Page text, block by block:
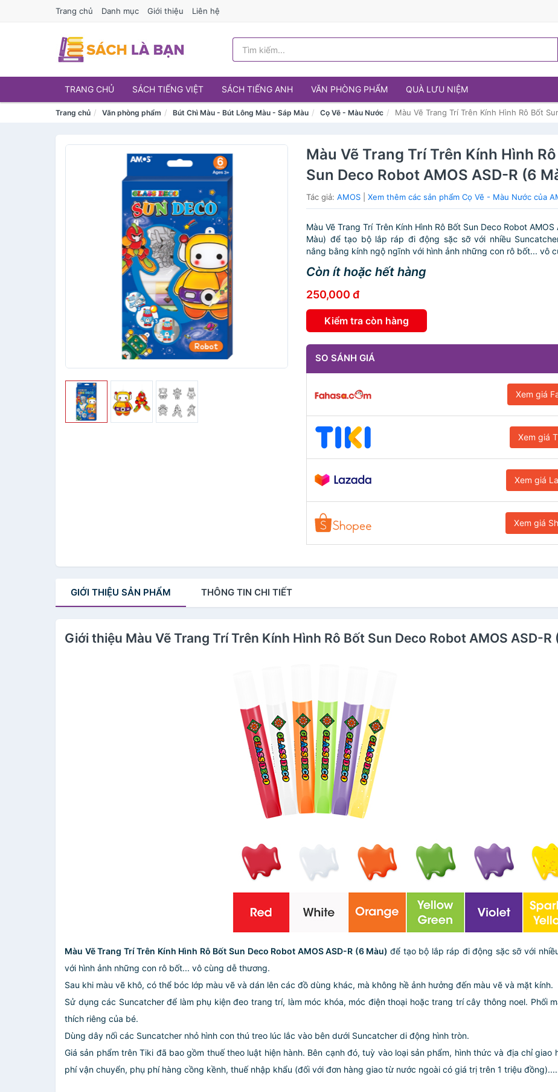
Trang chủ Danh mục Giới thiệu Liên hệ
TRANG CHỦ SÁCH TIẾNG VIỆT SÁCH TIẾNG ANH VĂN PHÒNG PHẨM QUÀ LƯU NIỆM
Trang chủ Văn phòng phẩm Bút Chì Màu - Bút Lông Màu - Sáp Màu Cọ Vẽ - Màu Nước Màu Vẽ Trang Trí Trên Kính Hình Rô Bốt
Màu Vẽ Trang Trí Trên Kính Hình
Sun Deco Robot AMOS ASD-R (6
Tác giả:AMOS |Xem thêm các sản phẩm Cọ Vẽ - Màu Nước của
Màu Vẽ Trang Trí Trên Kính Hình Rô Bốt Sun Deco Robot AMOS
Màu) để tạo bộ lắp ráp đi động sặc sỡ với nhiều
nắng bằng kính ngộ ngĩnh với hình ảnh những con rô bốt... vô
Còn ít hoặc hết hàng
250,000 đ
Kiểm tra còn hàng
SO SÁNH GIÁ
Xem giá
Xem giá
Xem giá
Xem giá
GIỚI THIỆU SẢN PHẨM THÔNG TIN CHI TIẾT
Giới thiệu Màu Vẽ Trang Trí Trên Kính Hình Rô Bốt Sun Deco Robot AMOS ASD-R
Màu Vẽ Trang Trí Trên Kính Hình Rô Bốt Sun Deco Robot AMOS ASD-R (6 Màu) để tạo bộ lắp ráp đi động sặc sỡ với
với hình ảnh những con rô bốt... vô cùng dễ thương.
Sau khi màu vẽ khô, có thể bóc lớp màu vẽ và dán lên các đồ dùng khác, mà không hề ảnh hưởng đến màu vẽ và mặt kính.
Sử dụng các Suncatcher để làm phụ kiện đeo trang trí, làm móc khóa, móc điện thoại hoặc trang trí cây thông noel. Phối
thích riêng của bé.
Dùng dây nối các Suncatcher nhỏ hình con thú treo lúc lắc vào bên dưới Suncatcher di động hình tròn.
Giá sản phẩm trên Tiki đã bao gồm thuế theo luật hiện hành. Bên cạnh đó, tuỳ vào loại sản phẩm, hình thức và địa chỉ
phí vận chuyển, phụ phí hàng cồng kềnh, thuế nhập khẩu (đối với đơn hàng giao từ nước ngoài có giá trị trên 1 triệu